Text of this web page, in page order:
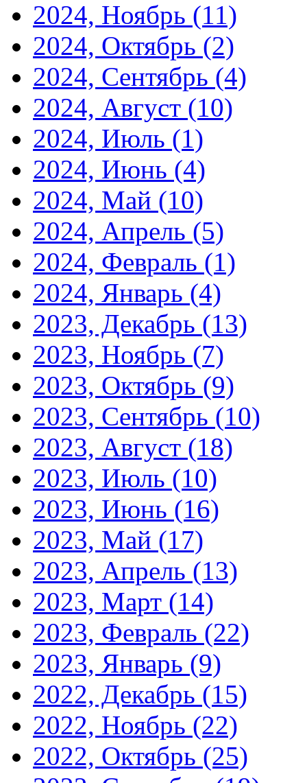
2024, Ноябрь (11)
2024, Октябрь (2)
2024, Сентябрь (4)
2024, Август (10)
2024, Июль (1)
2024, Июнь (4)
2024, Май (10)
2024, Апрель (5)
2024, Февраль (1)
2024, Январь (4)
2023, Декабрь (13)
2023, Ноябрь (7)
2023, Октябрь (9)
2023, Сентябрь (10)
2023, Август (18)
2023, Июль (10)
2023, Июнь (16)
2023, Май (17)
2023, Апрель (13)
2023, Март (14)
2023, Февраль (22)
2023, Январь (9)
2022, Декабрь (15)
2022, Ноябрь (22)
2022, Октябрь (25)